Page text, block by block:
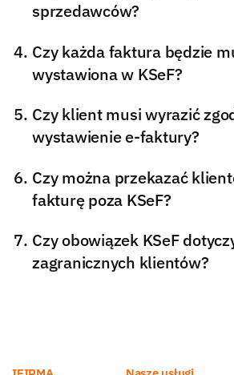
sprzedawców?
Czy każda faktura będzie
wystawiona w KSeF?
Czy klient musi wyrazić
wystawienie e-faktury?
Czy można przekazać
fakturę poza KSeF?
Czy obowiązek KSeF
zagranicznych klientów?